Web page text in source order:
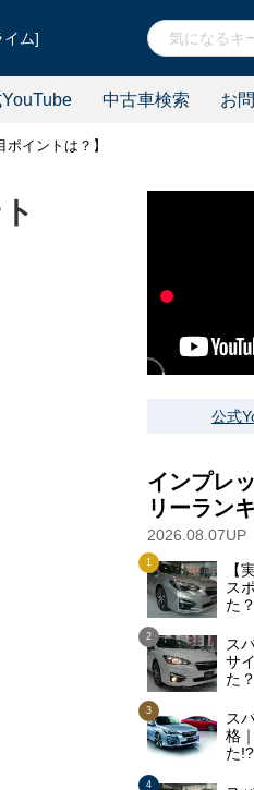
イム]
中古車検索 お
イントは？】
公式
インプレ
リーラン
2026.08.07UP
【
ス
た？
ス
サ
た？
ス
格
た!?